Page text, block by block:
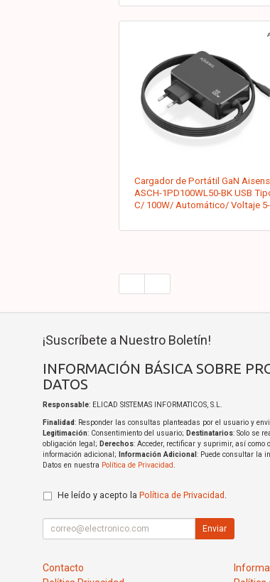
Cargador de Portátil GaN Aisens
ASCH-1PD100WL50-BK USB
C/ 100W/ Automático/ Voltaje 5-
¡Suscríbete a Nuestro Boletín!
INFORMACIÓN BÁSICA SOBRE
DATOS
Responsable: ELICAD SISTEMAS INFORMATICOS, S.L.
Finalidad: Responder las consultas planteadas por el usuario y
Legitimación: Consentimiento del usuario; Destinatarios: Solo se
obligación legal; Derechos: Acceder, rectificar y suprimir, así como
información adicional;
Información Adicional : Puede consultar la
Datos en nuestra Política de Privacidad
He leído y acepto la Política de Privacidad .
Enviar
Contacto